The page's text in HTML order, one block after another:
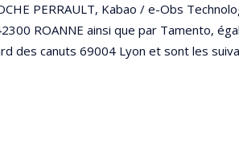
PERRAULT, Kabao / e-Obs
ROANNE ainsi que par Tamento,
des canuts 69004 Lyon et sont les